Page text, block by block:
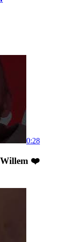
0:28
Willem ❤️